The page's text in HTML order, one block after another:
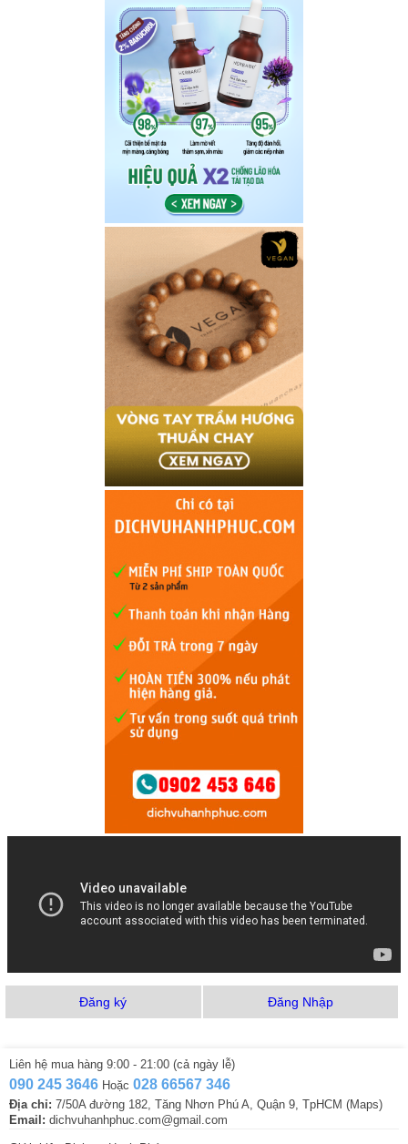
Đăng ký Đăng Nhập
Liên hệ mua hàng 9:00 - 21:00 (cả ngày lễ)
090 245 3646 Hoặc 028 66567 346
Địa chỉ: 7/50A đường 182, Tăng Nhơn Phú A, Quận 9, TpHCM (Maps)
Email: dichvuhanhphuc.com@gmail.com